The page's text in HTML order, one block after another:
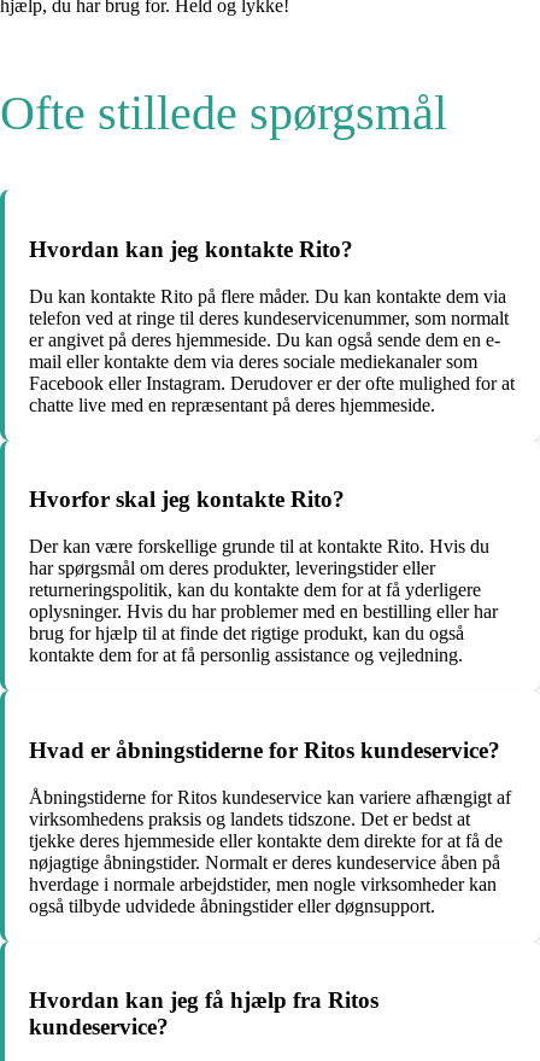
hjælp, du har brug for. Held og lykke!
Ofte stillede spørgsmål
Hvordan kan jeg kontakte Rito?
Du kan kontakte Rito på flere måder. Du kan kontakte dem via
telefon ved at ringe til deres kundeservicenummer, som normalt
er angivet på deres hjemmeside. Du kan også sende dem en e-
mail eller kontakte dem via deres sociale mediekanaler som
Facebook eller Instagram. Derudover er der ofte mulighed for at
chatte live med en repræsentant på deres hjemmeside.
Hvorfor skal jeg kontakte Rito?
Der kan være forskellige grunde til at kontakte Rito. Hvis du
har spørgsmål om deres produkter, leveringstider eller
returneringspolitik, kan du kontakte dem for at få yderligere
oplysninger. Hvis du har problemer med en bestilling eller har
brug for hjælp til at finde det rigtige produkt, kan du også
kontakte dem for at få personlig assistance og vejledning.
Hvad er åbningstiderne for Ritos kundeservice?
Åbningstiderne for Ritos kundeservice kan variere afhængigt af
virksomhedens praksis og landets tidszone. Det er bedst at
tjekke deres hjemmeside eller kontakte dem direkte for at få de
nøjagtige åbningstider. Normalt er deres kundeservice åben på
hverdage i normale arbejdstider, men nogle virksomheder kan
også tilbyde udvidede åbningstider eller døgnsupport.
Hvordan kan jeg få hjælp fra Ritos
kundeservice?